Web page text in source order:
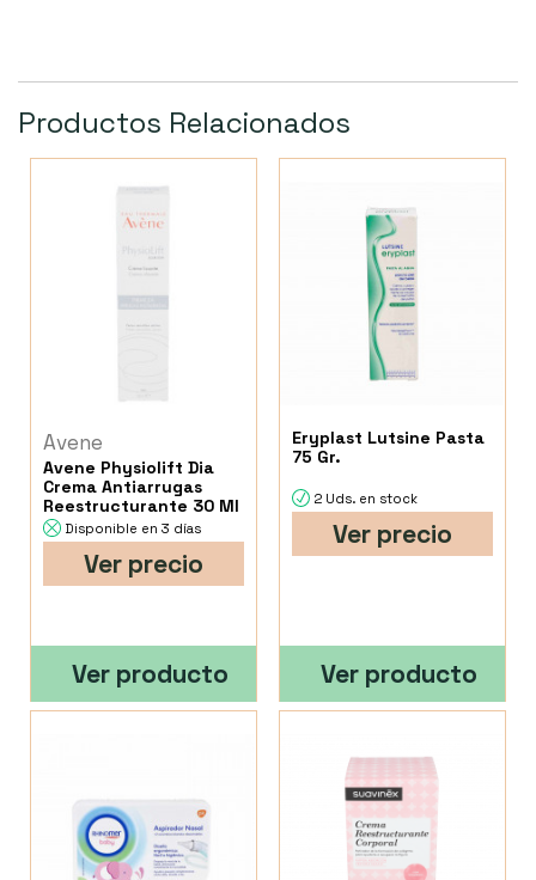
Productos Relacionados
Avene
Avene Physiolift Dia
Crema Antiarrugas
Reestructurante 30 Ml
Disponible en 3 días
Ver precio
Ver producto
Eryplast Lutsine Pasta
75 Gr.
2 Uds. en stock
Ver precio
Ver producto